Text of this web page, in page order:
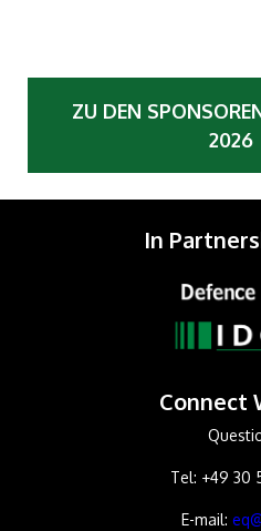
ZU DEN
2026
In
Connect
Tel: +49 30
E-mail: